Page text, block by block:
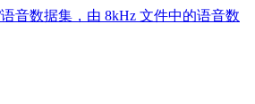
音数据集，由 8kHz 文件中的语音数